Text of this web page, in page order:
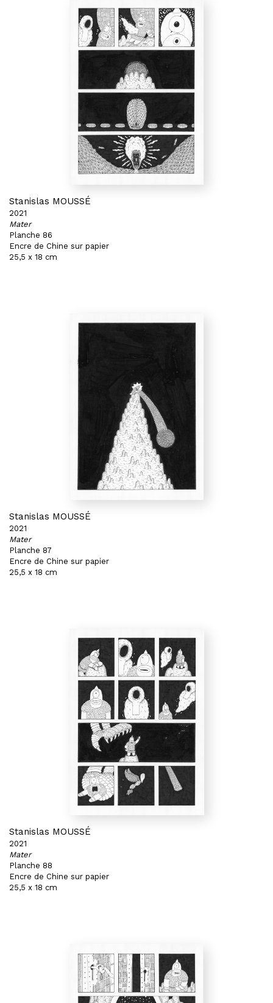
Stanislas MOUSSÉ
2021
Mater
Planche 86
Encre de Chine sur papier
25,5 x 18 cm
Stanislas MOUSSÉ
2021
Mater
Planche 87
Encre de Chine sur papier
25,5 x 18 cm
Stanislas MOUSSÉ
2021
Mater
Planche 88
Encre de Chine sur papier
25,5 x 18 cm